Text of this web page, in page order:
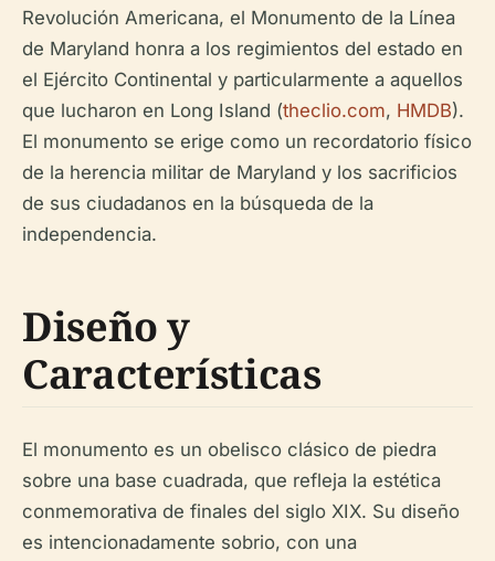
Revolución Americana, el Monumento de la Línea
de Maryland honra a los regimientos del estado en
el Ejército Continental y particularmente a aquellos
que lucharon en Long Island (theclio.com, HMDB).
El monumento se erige como un recordatorio físico
de la herencia militar de Maryland y los sacrificios
de sus ciudadanos en la búsqueda de la
independencia.
Diseño y
Características
El monumento es un obelisco clásico de piedra
sobre una base cuadrada, que refleja la estética
conmemorativa de finales del siglo XIX. Su diseño
es intencionadamente sobrio, con una